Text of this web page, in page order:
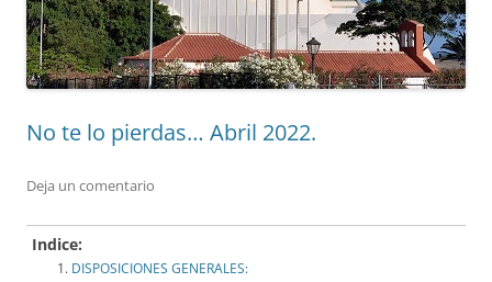
No te lo pierdas… Abril 2022.
Deja un comentario
Indice:
DISPOSICIONES GENERALES: